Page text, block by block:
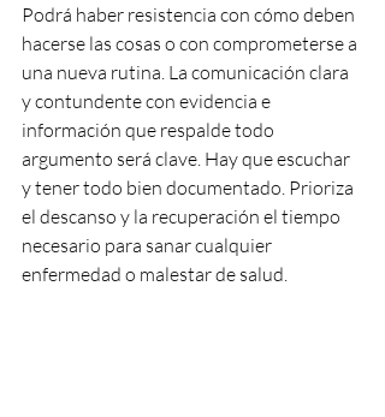
Podrá haber resistencia con cómo deben
hacerse las cosas o con comprometerse a
una nueva rutina. La comunicación clara
y contundente con evidencia e
información que respalde todo
argumento será clave. Hay que escuchar
y tener todo bien documentado. Prioriza
el descanso y la recuperación el tiempo
necesario para sanar cualquier
enfermedad o malestar de salud.